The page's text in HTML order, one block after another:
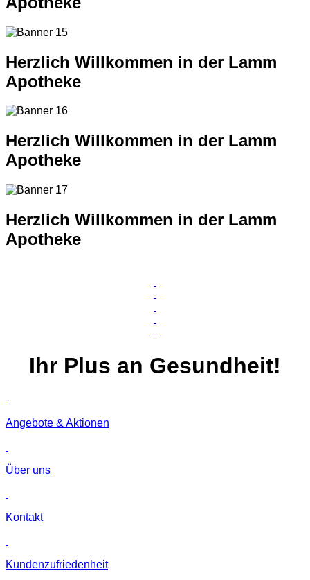
Herzlich Willkommen in der Lamm
Apotheke
Herzlich Willkommen in der Lamm
Apotheke
Herzlich Willkommen in der Lamm
Apotheke
Ihr Plus an Gesundheit!
Angebote & Aktionen
Über uns
Kontakt
Kunden­zufriedenheit